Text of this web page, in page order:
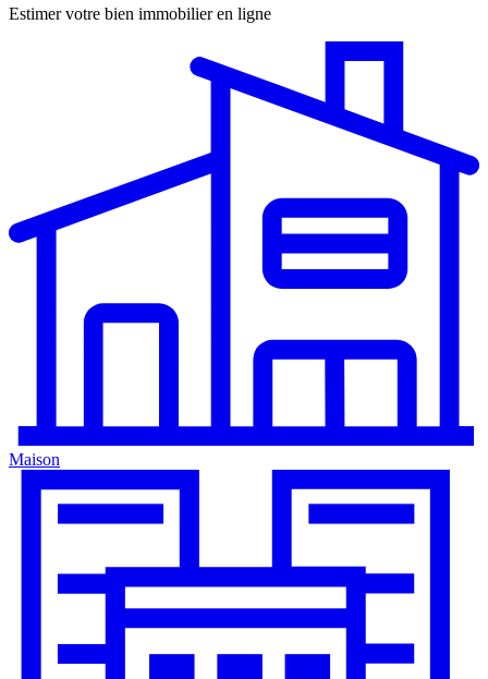
Estimer votre bien immobilier en ligne
Maison